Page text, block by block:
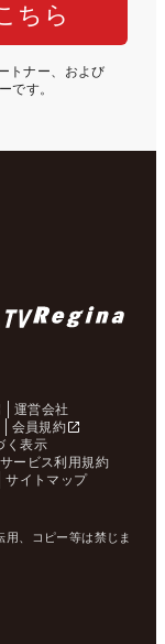
ちら
トナー、および
です。
運営会社
会員規約
く表示
ービス利用規約
サイトマップ
、コピー等は禁じま